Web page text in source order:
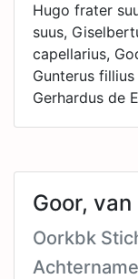
Hugo frater
suus,
capellarius,
Gunterus
Gerhardus de
Goor,
Oorkbk